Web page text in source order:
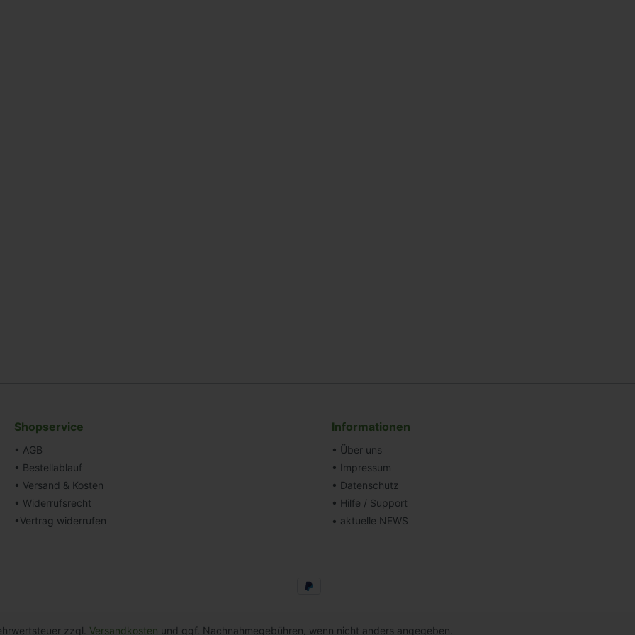
Shopservice
• AGB
• Bestellablauf
• Versand & Kosten
• Widerrufsrecht
•Vertrag widerrufen
Informationen
• Über uns
• Impressum
• Datenschutz
• Hilfe / Support
• aktuelle NEWS
zzgl. Versandkosten und ggf. Nachnahmegebühren, wenn nicht anders angegeben.